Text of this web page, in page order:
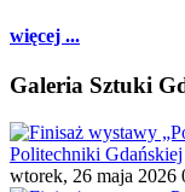
więcej ...
Galeria Sztuki
wtorek, 26 maja 2026